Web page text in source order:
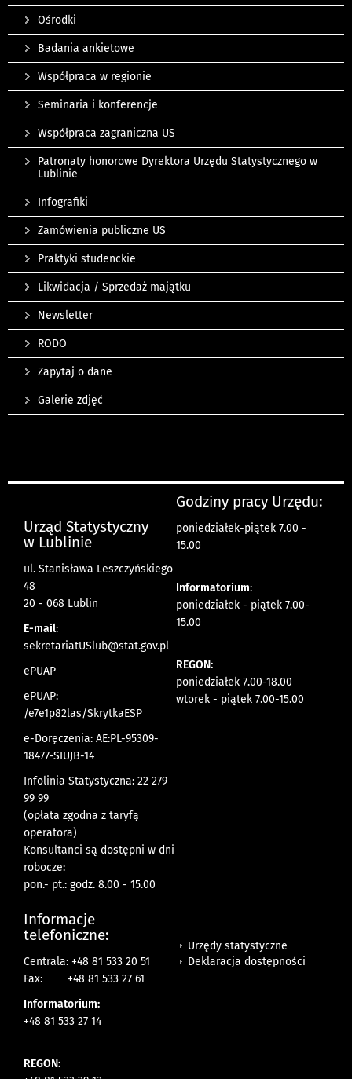
Ośrodki
Badania ankietowe
Współpraca w regionie
Seminaria i konferencje
Współpraca zagraniczna US
Patronaty honorowe Dyrektora Urzędu Statystycznego w
Lublinie
Infografiki
Zamówienia publiczne US
Praktyki studenckie
Likwidacja / Sprzedaż majątku
Newsletter
RODO
Zapytaj o dane
Galerie zdjęć
Urząd Statystyczny
w Lublinie
ul. Stanisława Leszczyńskiego
48
20 - 068 Lublin
E-mail:
sekretariatUSlub@stat.gov.pl
ePUAP
ePUAP:
/e7e1p82las/SkrytkaESP
e-Doręczenia: AE:PL-95309-
18477-SIUJB-14
Infolinia Statystyczna: 22 279
99 99
(opłata zgodna z taryfą
operatora)
Konsultanci są dostępni w dni
robocze:
pon.- pt.: godz. 8.00 - 15.00
Godziny pracy Urzędu:
poniedziałek-piątek 7.00 -
15.00
Informatorium:
poniedziałek - piątek 7.00-
15.00
REGON:
poniedziałek 7.00-18.00
wtorek - piątek 7.00-15.00
Informacje
telefoniczne:
Centrala: +48 81 533 20 51
Fax:
+48 81 533 27 61
Informatorium:
+48 81 533 27 14
REGON:
Urzędy statystyczne
Deklaracja dostępności